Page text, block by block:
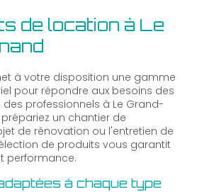
de location à Le
à votre disposition une gamme
pour répondre aux besoins des
professionnels à Le Grand-
un chantier de
de rénovation ou l'entretien de
de produits vous garantit
performance.
à chaque type